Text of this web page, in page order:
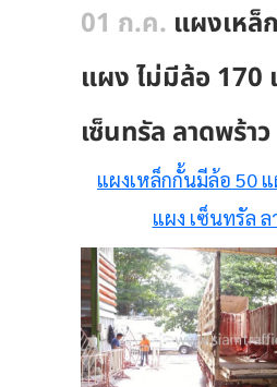
01 ก.ค. แผงเหล็
แผง ไม่มีล้อ 170
เซ็นทรัล ลาดพร้าว
แผงเหล็กกั้นมีล้อ 50
แผง เซ็นทรัล